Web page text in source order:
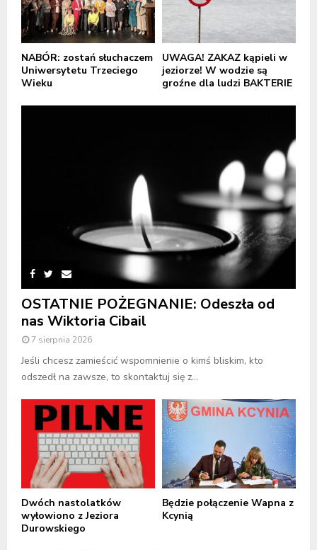
NABÓR: zostań słuchaczem
Uniwersytetu Trzeciego
Wieku
UWAGA! ZAKAZ kąpieli w
jeziorze! W wodzie są
groźne dla ludzi BAKTERIE
OSTATNIE POŻEGNANIE: Odeszła od
nas Wiktoria Cibail
7 sierpnia 2026
Jeśli chcesz zamieścić wspomnienie o kimś bliskim, kto
odszedł na zawsze, to skontaktuj się z...
Dwóch nastolatków
wyłowiono z Jeziora
Durowskiego
Będzie połączenie Wapna z
Kcynią